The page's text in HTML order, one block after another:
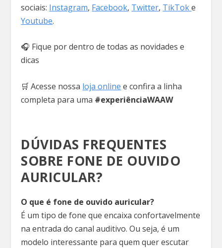
sociais: Instagram, Facebook, Twitter, TikToke
Youtube.
🎧 Fique por dentro de todas as novidades e
dicas
🛒 Acesse nossa loja online e confira a linha
completa para uma #experiênciaWAAW
DÚVIDAS FREQUENTES
SOBRE FONE DE OUVIDO
AURICULAR?
O que é fone de ouvido auricular?
É um tipo de fone que encaixa confortavelmente
na entrada do canal auditivo. Ou seja, é um
modelo interessante para quem quer escutar